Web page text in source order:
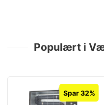
Populært i
Spar 32%